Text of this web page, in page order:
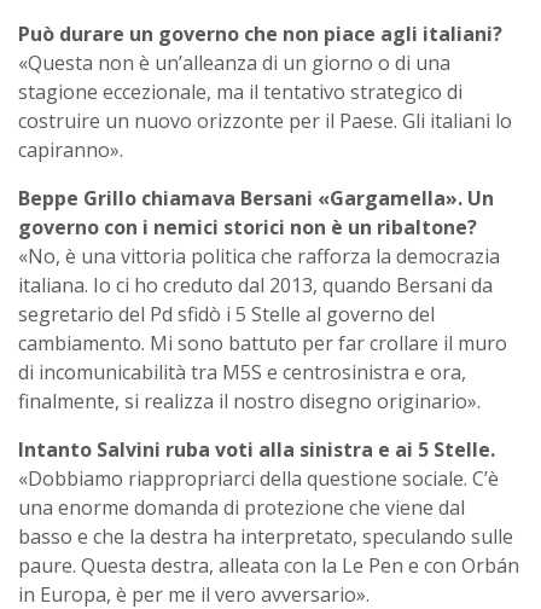
Può durare un governo che non piace agli italiani?
«Questa non è un’alleanza di un giorno o di una
stagione eccezionale, ma il tentativo strategico di
costruire un nuovo orizzonte per il Paese. Gli italiani lo
capiranno».
Beppe Grillo chiamava Bersani «Gargamella». Un
governo con i nemici storici non è un ribaltone?
«No, è una vittoria politica che rafforza la democrazia
italiana. Io ci ho creduto dal 2013, quando Bersani da
segretario del Pd sfidò i 5 Stelle al governo del
cambiamento. Mi sono battuto per far crollare il muro
di incomunicabilità tra M5S e centrosinistra e ora,
finalmente, si realizza il nostro disegno originario».
Intanto Salvini ruba voti alla sinistra e ai 5 Stelle.
«Dobbiamo riappropriarci della questione sociale. C’è
una enorme domanda di protezione che viene dal
basso e che la destra ha interpretato, speculando sulle
paure. Questa destra, alleata con la Le Pen e con Orbán
in Europa, è per me il vero avversario».